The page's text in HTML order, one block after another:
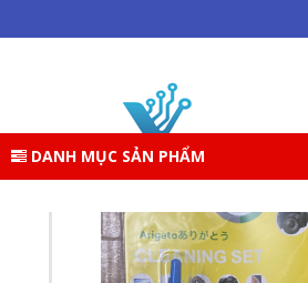
DANH MỤC SẢN PHẨM
TRANG CHỦ
DANH MỤC SẢN PHẨM
BỘ VỆ SINH 6 MÓN ARIGATO (SỐ